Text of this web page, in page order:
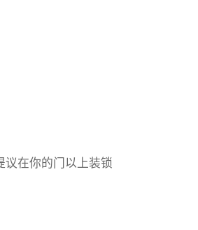
议在你的门以上装锁